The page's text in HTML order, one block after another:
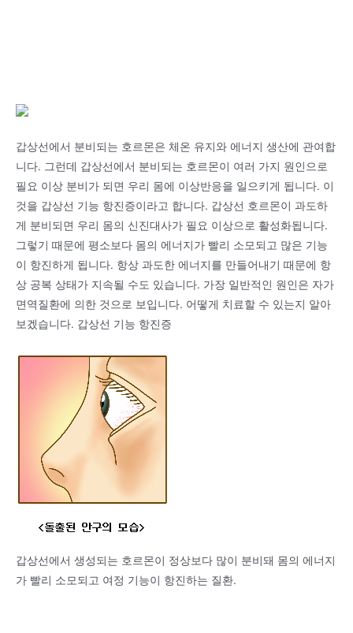
갑상선에서 분비되는 호르몬은 체온 유지와 에너지 생산에 관여합
니다. 그런데 갑상선에서 분비되는 호르몬이 여러 가지 원인으로
필요 이상 분비가 되면 우리 몸에 이상반응을 일으키게 됩니다. 이
것을 갑상선 기능 항진증이라고 합니다. 갑상선 호르몬이 과도하
게 분비되면 우리 몸의 신진대사가 필요 이상으로 활성화됩니다.
그렇기 때문에 평소보다 몸의 에너지가 빨리 소모되고 많은 기능
이 항진하게 됩니다. 항상 과도한 에너지를 만들어내기 때문에 항
상 공복 상태가 지속될 수도 있습니다. 가장 일반적인 원인은 자가
면역질환에 의한 것으로 보입니다. 어떻게 치료할 수 있는지 알아
보겠습니다. 갑상선 기능 항진증
갑상선에서 생성되는 호르몬이 정상보다 많이 분비돼 몸의 에너지
가 빨리 소모되고 여정 기능이 항진하는 질환.